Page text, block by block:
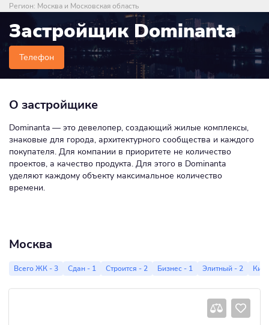
Регион: Москва и Московская область
Застройщик Dominanta
Телефон
О застройщике
Dominanta — это девелопер, создающий жилые комплексы,
знаковые для города, архитектурного сообщества и каждого
покупателя. Для компании в приоритете не количество
проектов, а качество продукта. Для этого в Dominanta
уделяют каждому объекту максимальное количество
времени.
Москва
Всего ЖК - 3 Сдан - 1 Строится - 2 Бизнес - 1 Элитный - 2